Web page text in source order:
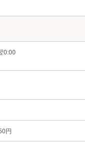
0:00
円